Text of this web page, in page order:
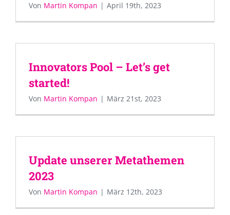
Von Martin Kompan | April 19th, 2023
Innovators Pool – Let’s get
started!
Von Martin Kompan | März 21st, 2023
Update unserer Metathemen
2023
Von Martin Kompan | März 12th, 2023